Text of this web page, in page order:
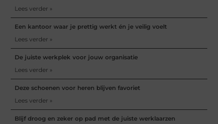
Lees verder »
Een kantoor waar je prettig werkt én je veilig voelt
Lees verder »
De juiste werkplek voor jouw organisatie
Lees verder »
Deze schoenen voor heren blijven favoriet
Lees verder »
Blijf droog en zeker op pad met de juiste werklaarzen